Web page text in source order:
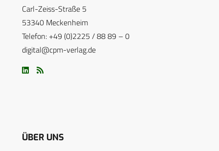
Carl-Zeiss-Straße 5
53340 Meckenheim
Telefon: +49 (0)2225 / 88 89 – 0
digital@cpm-verlag.de
ÜBER UNS